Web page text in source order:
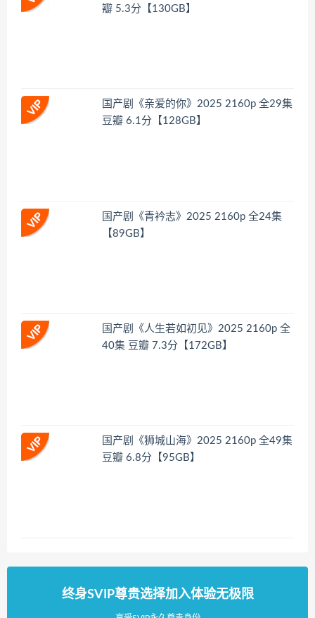
瓣 5.3分【130GB】
国产剧《亲爱的你》2025 2160p 全29集
豆瓣 6.1分【128GB】
国产剧《青衿志》2025 2160p 全24集
【89GB】
国产剧《人生若如初见》2025 2160p 全
40集 豆瓣 7.3分【172GB】
国产剧《狮城山海》2025 2160p 全49集
豆瓣 6.8分【95GB】
终身SVIP尊贵选择加入体验无极限